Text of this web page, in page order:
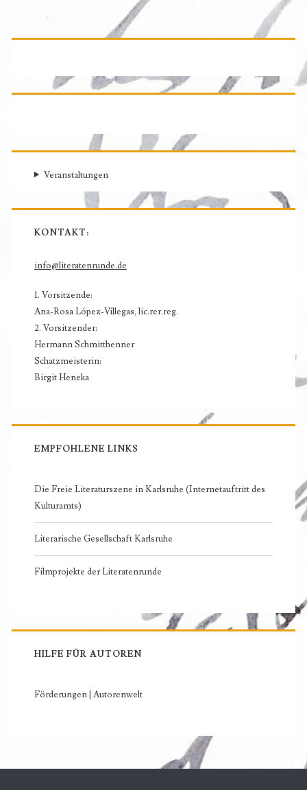
Primäre
Seitenleiste
Veranstaltungen
KONTAKT:
info@literatenrunde.de
1. Vorsitzende:
Ana-Rosa López-Villegas, lic.rer.reg.
2. Vorsitzender:
Hermann Schmitthenner
Schatzmeisterin:
Birgit Heneka
EMPFOHLENE LINKS
Die Freie Literaturszene in Karlsruhe (Internetauftritt des
Kulturamts)
Literarische Gesellschaft Karlsruhe
Filmprojekte der Literatenrunde
HILFE FÜR AUTOREN
Förderungen | Autorenwelt